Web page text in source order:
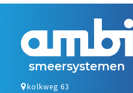
kolkweg 63